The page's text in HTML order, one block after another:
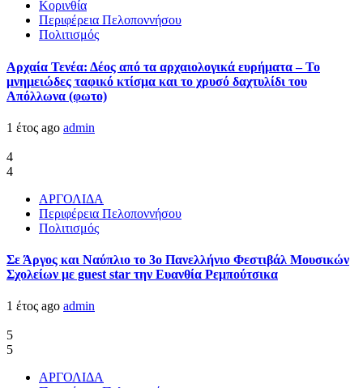
Κορινθία
Περιφέρεια Πελοποννήσου
Πολιτισμός
Αρχαία Τενέα: Δέος από τα αρχαιολογικά ευρήματα – Το
μνημειώδες ταφικό κτίσμα και το χρυσό δαχτυλίδι του
Απόλλωνα (φωτο)
1 έτος ago admin
4
4
ΑΡΓΟΛΙΔΑ
Περιφέρεια Πελοποννήσου
Πολιτισμός
Σε Άργος και Ναύπλιο το 3ο Πανελλήνιο Φεστιβάλ Μουσικών
Σχολείων με guest star την Ευανθία Ρεμπούτσικα
1 έτος ago admin
5
5
ΑΡΓΟΛΙΔΑ